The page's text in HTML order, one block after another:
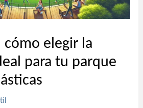
cómo elegir la
para tu parque